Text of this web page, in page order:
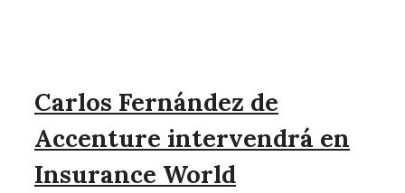
Carlos Fernández de
Accenture intervendrá en
Insurance World